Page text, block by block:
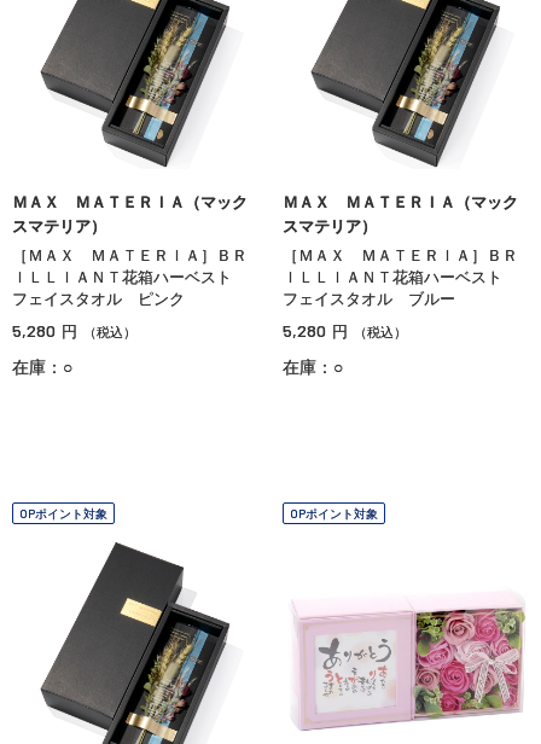
ＭＡＸ ＭＡＴＥＲＩＡ（マック
スマテリア）
［ＭＡＸ ＭＡＴＥＲＩＡ］ＢＲ
ＩＬＬＩＡＮＴ花箱ハーベスト
フェイスタオル ピンク
5,280 円 （税込）
在庫：○
ＭＡＸ ＭＡＴＥＲＩＡ（マック
スマテリア）
［ＭＡＸ ＭＡＴＥＲＩＡ］ＢＲ
ＩＬＬＩＡＮＴ花箱ハーベスト
フェイスタオル ブルー
5,280 円 （税込）
在庫：○
OPポイント対象 OPポイント対象